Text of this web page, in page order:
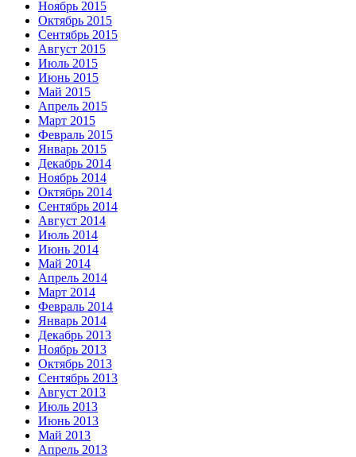
Ноябрь 2015
Октябрь 2015
Сентябрь 2015
Август 2015
Июль 2015
Июнь 2015
Май 2015
Апрель 2015
Март 2015
Февраль 2015
Январь 2015
Декабрь 2014
Ноябрь 2014
Октябрь 2014
Сентябрь 2014
Август 2014
Июль 2014
Июнь 2014
Май 2014
Апрель 2014
Март 2014
Февраль 2014
Январь 2014
Декабрь 2013
Ноябрь 2013
Октябрь 2013
Сентябрь 2013
Август 2013
Июль 2013
Июнь 2013
Май 2013
Апрель 2013